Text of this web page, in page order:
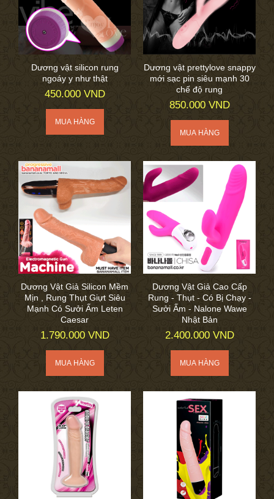
Dương vật silicon rung
ngoáy y như thật
450.000 VND
Dương vật prettylove snappy
mới sạc pin siêu mạnh 30
chế độ rung
850.000 VND
Dương Vật Giả Silicon Mềm
Mịn , Rung Thụt Giựt Siêu
Mạnh Có Sưởi Ấm Leten
Caesar
1.790.000 VND
Dương Vật Giả Cao Cấp
Rung - Thụt - Có Bị Chạy -
Sưởi Ấm - Nalone Wawe
Nhật Bản
2.400.000 VND